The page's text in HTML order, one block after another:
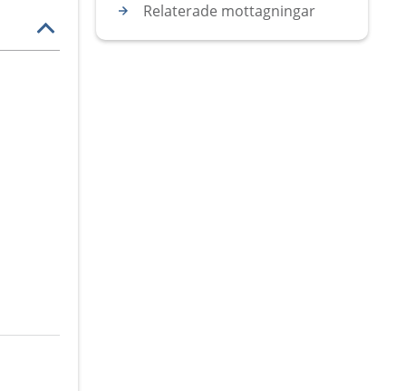
Relaterade mottagningar